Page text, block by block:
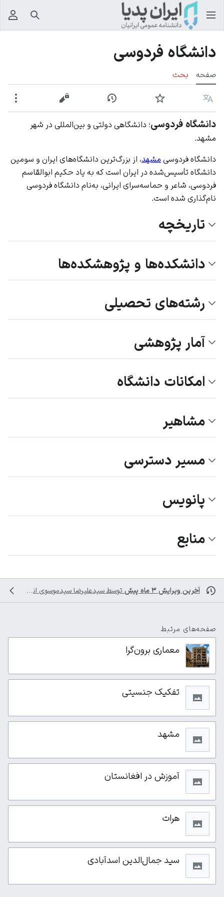
جستجو
دانشگاه فردوسی
صفحه بحث
زبان پیگیری نمایش تاریخچهنمایش مبدأ
دانشگاه فردوسی؛ دانشگاهی دولتی و بین‌المللی در شهر
مشهد.
دانشگاه فردوسی مشهد، از بزرگ‌ترین دانشگاه‌های ایران و سومین
دانشگاه تأسیس‌شده در ایران است که به یاد حکیم ابوالقاسم
فردوسی، شاعر و حماسه‌سرای ایرانی، به‌نام دانشگاه فردوسی
نام‌گذاری شده است.
تاریخچه
دانشکده‌ها و پژوهشکده‌ها
رشته‌های تحصیلی
آمار پژوهشی
امکانات دانشگاه
مشاهیر
مسیر دسترسی
پانویس
منابع
آخرین ویرایش ۳ ماه پیش توسط سیدعلیرضا سیدموسوی انجام شده است
صفحه‌های مرتبط
معماری برون‌گرا
تفکیک جنسیتی
مشهد
آموزش‌ در افغانستان
هرات
سید جمال‌الدین اسدآبادی